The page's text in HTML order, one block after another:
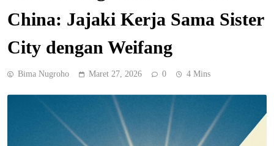
China: Jajaki Kerja Sama Sister
City dengan Weifang
Bima Nugroho Maret 27, 2026 0 4 Mins